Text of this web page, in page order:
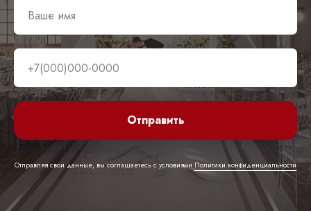
Отправить
Отправляя свои данные, вы соглашаетесь с условиями Политики конфиденциальности
Задать вопрос
Договор оферты
Политика обработки персональных данных
Разработка и техническая поддержка сайтов
2026 © Все права защищены